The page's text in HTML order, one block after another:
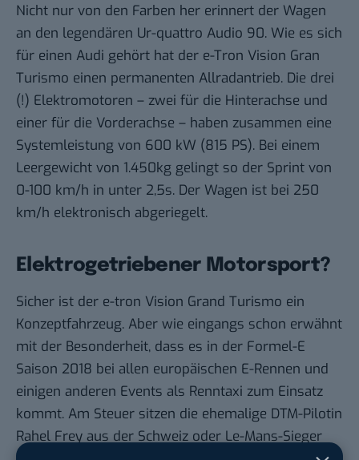
Nicht nur von den Farben her erinnert der Wagen
an den legendären Ur-quattro Audio 90. Wie es sich
für einen Audi gehört hat der e-Tron Vision Gran
Turismo einen permanenten Allradantrieb. Die drei
(!) Elektromotoren – zwei für die Hinterachse und
einer für die Vorderachse – haben zusammen eine
Systemleistung von 600 kW (815 PS). Bei einem
Leergewicht von 1.450kg gelingt so der Sprint von
0-100 km/h in unter 2,5s. Der Wagen ist bei 250
km/h elektronisch abgeriegelt.
Elektrogetriebener Motorsport?
Sicher ist der e-tron Vision Grand Turismo ein
Konzeptfahrzeug. Aber wie eingangs schon erwähnt
mit der Besonderheit, dass es in der Formel-E
Saison 2018 bei allen europäischen E-Rennen und
einigen anderen Events als Renntaxi zum Einsatz
kommt. Am Steuer sitzen die ehemalige DTM-Pilotin
Rahel Frey aus der Schweiz oder Le-Mans-Sieger